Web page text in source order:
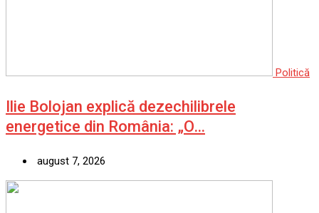
Politică
Ilie Bolojan explică dezechilibrele
energetice din România: „O…
august 7, 2026